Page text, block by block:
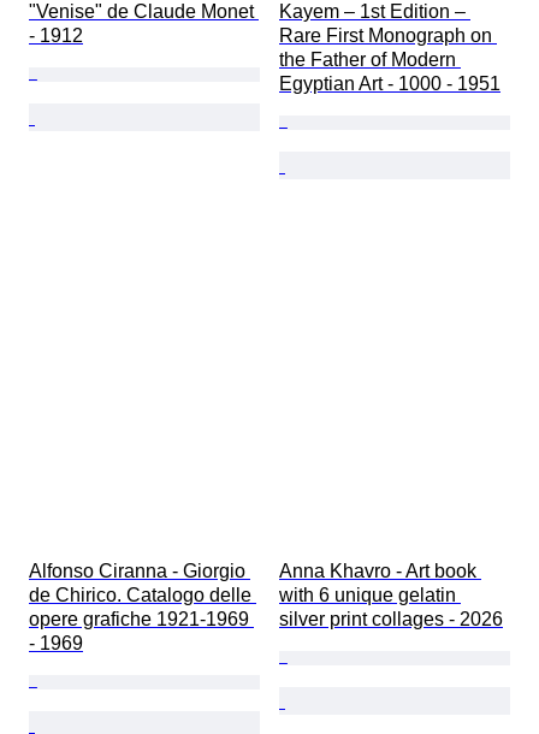
"Venise" de Claude Monet
- 1912
Kayem – 1st Edition –
Rare First Monograph on
the Father of Modern
Egyptian Art - 1000 - 1951
Alfonso Ciranna - Giorgio
de Chirico. Catalogo delle
opere grafiche 1921-1969
- 1969
Anna Khavro - Art book
with 6 unique gelatin
silver print collages - 2026